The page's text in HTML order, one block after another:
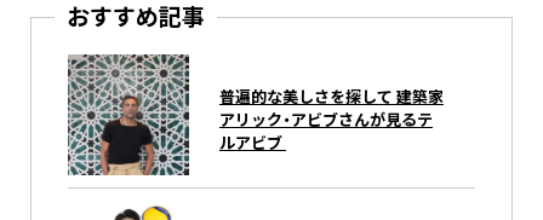
おすすめ記事
普遍的な美しさを探して 建築家
アリック・アビブさんが見るテ
ルアビブ